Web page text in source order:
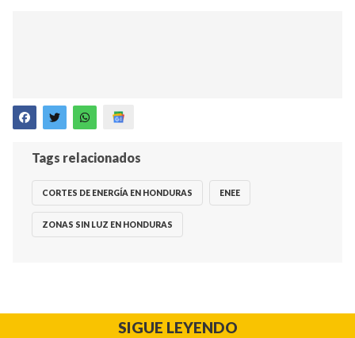
Tags relacionados
CORTES DE ENERGÍA EN HONDURAS ENEE
ZONAS SIN LUZ EN HONDURAS
SIGUE LEYENDO